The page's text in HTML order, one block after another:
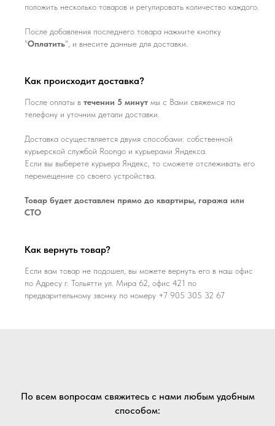
положить несколько товаров и регулировать количество каждого.
После добавления последнего товара нажмите кнопку
"Оплатить", и внесите данные для доставки.
Как происходит доставка?
После оплаты в течении 5 минут мы с Вами свяжемся по
телефону и уточним детали доставки.
Доставка осуществляется двумя способами: собственной
курьерской службой Roongo и курьерами Яндекса.
Если вы выберете курьера Яндекс, то сможете отслеживать его
перемещение со своего устройства.
Товар будет доставлен прямо до квартиры, гаража или
СТО
Как вернуть товар?
Если вам товар не подошел, вы можете вернуть его в наш офис
по Адресу г. Тольятти ул. Мира 62, офис 421 по
предварительному звонку по номеру +7 905 305 32 67
По всем вопросам свяжитесь с нами любым удобным
способом: